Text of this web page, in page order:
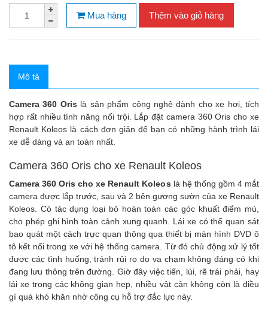
Mua hàng Thêm vào giỏ hàng
Mô tả
Camera 360 Oris là sản phẩm công nghệ dành cho xe hơi, tích
hợp rất nhiều tính năng nổi trội. Lắp đặt camera 360 Oris cho xe
Renault Koleos là cách đơn giản để bạn có những hành trình lái
xe dễ dàng và an toàn nhất.
Camera 360 Oris cho xe Renault Koleos
Camera 360 Oris cho xe Renault Koleos là hệ thống gồm 4 mắt
camera được lắp trước, sau và 2 bên gương sườn của xe Renault
Koleos. Có tác dụng loại bỏ hoàn toàn các góc khuất điểm mù,
cho phép ghi hình toàn cảnh xung quanh. Lái xe có thể quan sát
bao quát một cách trực quan thông qua thiết bị màn hình DVD ô
tô kết nối trong xe với hệ thống camera. Từ đó chủ động xử lý tốt
được các tình huống, tránh rủi ro do va chạm không đáng có khi
đang lưu thông trên đường. Giờ đây việc tiến, lùi, rẽ trái phải, hay
lái xe trong các không gian hẹp, nhiều vật cản không còn là điều
gì quá khó khăn nhờ công cụ hỗ trợ đắc lực này.